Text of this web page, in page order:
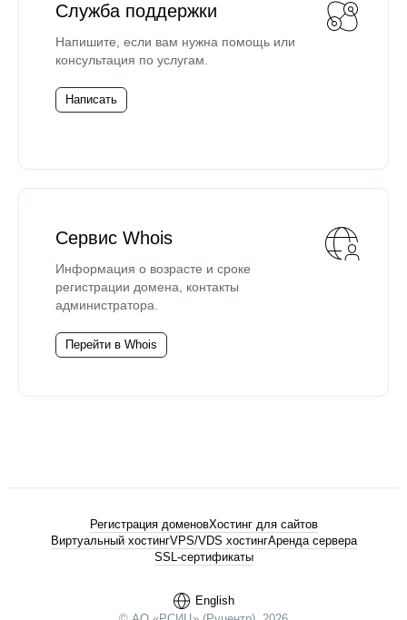
Служба поддержки
Напишите, если вам нужна помощь или
консультация по услугам.
Написать
Сервис Whois
Информация о возрасте и сроке
регистрации домена, контакты
администратора.
Перейти в Whois
English
Регистрация доменовХостинг для сайтов
Виртуальный хостингVPS/VDS хостингАренда сервера
SSL-сертификаты